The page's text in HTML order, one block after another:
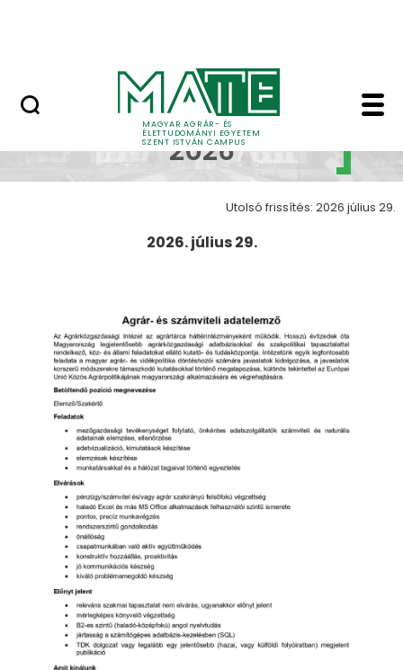
MAGYAR AGRÁR- ÉS
ÉLETTUDOMÁNYI EGYETEM
SZENT ISTVÁN CAMPUS
Álláslehetőségek
Álláslehetőségek
2026
Utolsó frissítés: 2026 július 29.
2026. július 29.